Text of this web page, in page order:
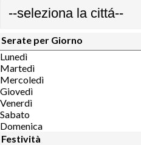
Serate per Giorno
Lunedì
Martedì
Mercoledì
Giovedì
Venerdì
Sabato
Domenica
Festività